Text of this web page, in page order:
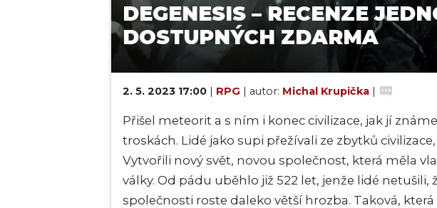
DEGENESIS – RECENZE
DOSTUPNÝCH ZDARMA
2. 5. 2023 17:00 | RPG | autor: Michal Krupička |
Přišel meteorit a s ním i konec civilizace, jak jí
troskách. Lidé jako supi přežívali ze zbytků
Vytvořili nový svět, novou společnost, která měla
války. Od pádu uběhlo již 522 let, jenže lidé netušili,
společnosti roste daleko větší hrozba. Taková,